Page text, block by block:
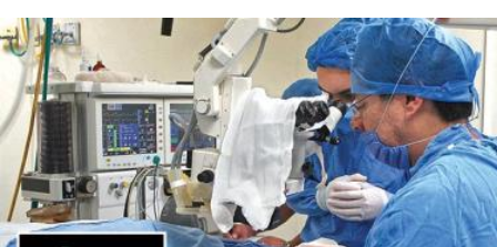
i
o
n
e
s
e
c
o
m
p
r
a
r